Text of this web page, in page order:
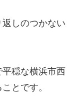
しのつかない
穏な横浜市西
とです。